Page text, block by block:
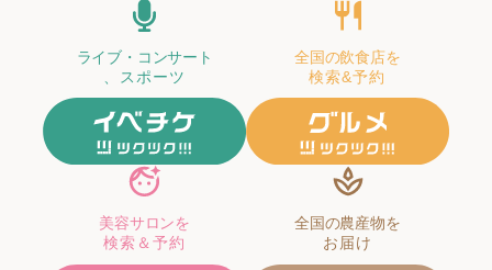
ライブ・コンサート
、スポーツ
全国の飲食店を
検索&予約
美容サロンを
検索＆予約
全国の農産物を
お届け